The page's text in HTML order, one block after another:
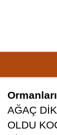
AĞAÇ
OLDU